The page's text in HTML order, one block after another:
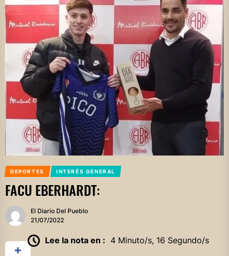
DEPORTES INTERÉS GENERAL
FACU EBERHARDT:
El Diario Del Pueblo
21/07/2022
Lee la nota en : 4 Minuto/s, 16 Segundo/s